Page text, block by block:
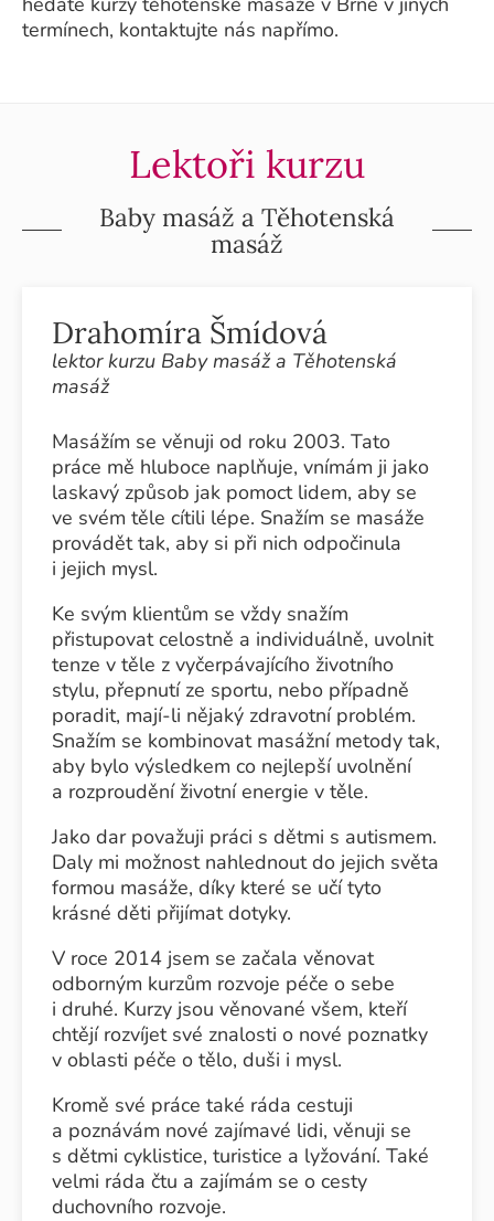
termínech, kontaktujte nás napřímo.
Lektoři kurzu
Baby masáž a Těhotenská
masáž
Drahomíra Šmídová
lektor kurzu Baby masáž a Těhotenská
masáž
Masážím se věnuji od roku 2003. Tato
práce mě hluboce naplňuje, vnímám ji jako
laskavý způsob jak pomoct lidem, aby se
ve svém těle cítili lépe. Snažím se masáže
provádět tak, aby si při nich odpočinula
i jejich mysl.
Ke svým klientům se vždy snažím
přistupovat celostně a individuálně, uvolnit
tenze v těle z vyčerpávajícího životního
stylu, přepnutí ze sportu, nebo případně
poradit, mají-li nějaký zdravotní problém.
Snažím se kombinovat masážní metody tak,
aby bylo výsledkem co nejlepší uvolnění
a rozproudění životní energie v těle.
Jako dar považuji práci s dětmi s autismem.
Daly mi možnost nahlednout do jejich světa
formou masáže, díky které se učí tyto
krásné děti přijímat dotyky.
V roce 2014 jsem se začala věnovat
odborným kurzům rozvoje péče o sebe
i druhé. Kurzy jsou věnované všem, kteří
chtějí rozvíjet své znalosti o nové poznatky
v oblasti péče o tělo, duši i mysl.
Kromě své práce také ráda cestuji
a poznávám nové zajímavé lidi, věnuji se
s dětmi cyklistice, turistice a lyžování. Také
velmi ráda čtu a zajímám se o cesty
duchovního rozvoje.